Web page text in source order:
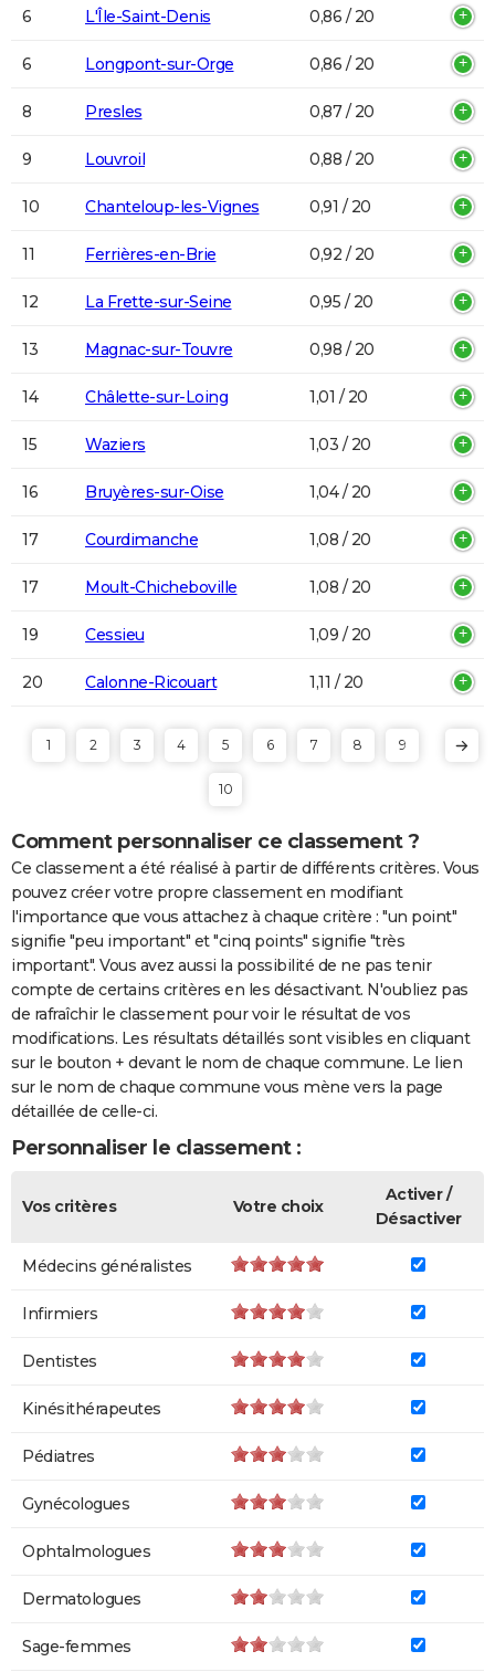
6 L'Île-Saint-Denis 0,86 / 20
6 Longpont-sur-Orge 0,86 / 20
8 Presles 0,87 / 20
9 Louvroil 0,88 / 20
10 Chanteloup-les-Vignes 0,91 / 20
11 Ferrières-en-Brie 0,92 / 20
12 La Frette-sur-Seine 0,95 / 20
13 Magnac-sur-Touvre 0,98 / 20
14 Châlette-sur-Loing 1,01 / 20
15 Waziers 1,03 / 20
16 Bruyères-sur-Oise 1,04 / 20
17 Courdimanche 1,08 / 20
17 Moult-Chicheboville 1,08 / 20
19 Cessieu 1,09 / 20
20 Calonne-Ricouart 1,11 / 20
1 2 3 4 5 6 7 8 9
10
Comment personnaliser ce classement ?
Ce classement a été réalisé à partir de différents critères. Vous
pouvez créer votre propre classement en modifiant
l'importance que vous attachez à chaque critère : "un point"
signifie "peu important" et "cinq points" signifie "très
important". Vous avez aussi la possibilité de ne pas tenir
compte de certains critères en les désactivant. N'oubliez pas
de rafraîchir le classement pour voir le résultat de vos
modifications. Les résultats détaillés sont visibles en cliquant
sur le bouton + devant le nom de chaque commune. Le lien
sur le nom de chaque commune vous mène vers la page
détaillée de celle-ci.
Personnaliser le classement :
Vos critères Votre choix
Activer /
Désactiver
Médecins généralistes
Infirmiers
Dentistes
Kinésithérapeutes
Pédiatres
Gynécologues
Ophtalmologues
Dermatologues
Sage-femmes